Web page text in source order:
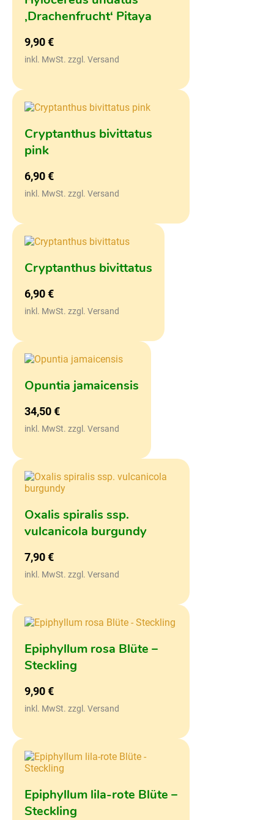
‚Drachenfrucht‘ Pitaya
9,90€
inkl. MwSt. zzgl. Versand
Cryptanthus bivittatus
pink
6,90€
inkl. MwSt. zzgl. Versand
Cryptanthus bivittatus
6,90€
inkl. MwSt. zzgl. Versand
Opuntia jamaicensis
34,50€
inkl. MwSt. zzgl. Versand
Oxalis spiralis ssp.
vulcanicola burgundy
7,90€
inkl. MwSt. zzgl. Versand
Epiphyllum rosa Blüte –
Steckling
9,90€
inkl. MwSt. zzgl. Versand
Epiphyllum lila-rote Blüte –
Steckling